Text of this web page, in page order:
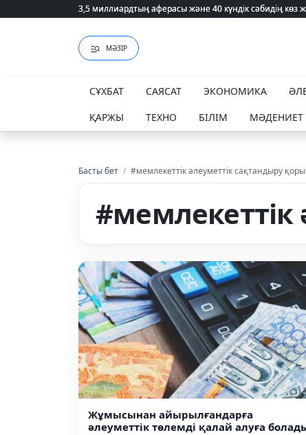
3,5 миллиардтың аферасы және 40 күндік сәбидің
3,5 миллиардтың аферасы және 40 күндік сәбидің
МӘЗІР
СҰХБАТ САЯСАТ ЭКОНОМИКА
ҚАРЖЫ
ТЕХНО БІЛІМ МӘДЕНИЕТ
Басты бет / #мемлекеттік әлеуметтік сақтандыру қоры
#мемлекеттік
Жұмысынан айырылғандарға
әлеуметтік төлемді қалай алуға